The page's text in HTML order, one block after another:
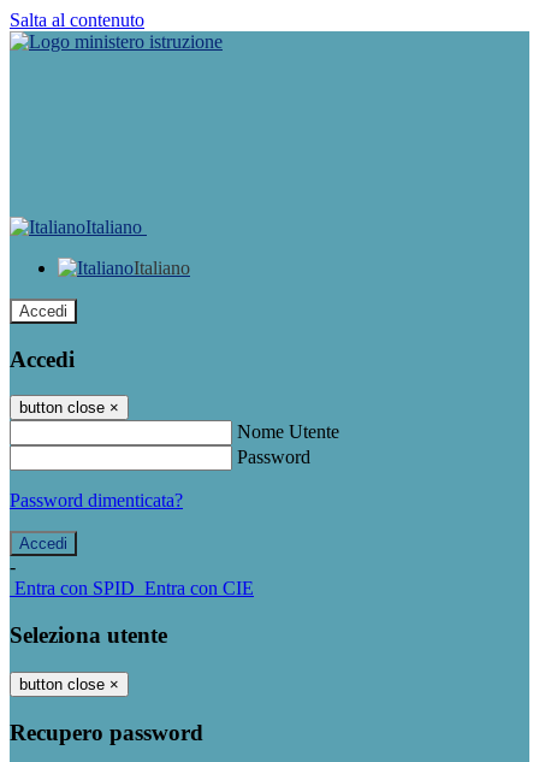
Salta al contenuto
Italiano
Italiano
Accedi
Accedi
button close ×
Nome Utente
Password
Password dimenticata?
-
Entra con SPID Entra con CIE
Seleziona utente
button close ×
Recupero password